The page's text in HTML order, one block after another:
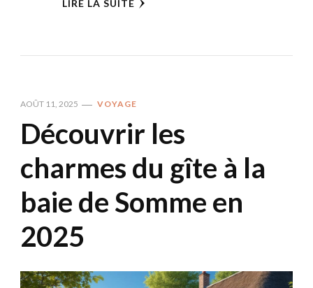
LIRE LA SUITE
AOÛT 11, 2025 VOYAGE
Découvrir les
charmes du gîte à la
baie de Somme en
2025